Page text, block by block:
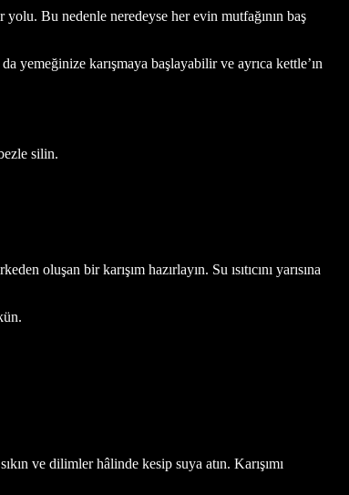
Bu nedenle neredeyse her evin mutfağının baş
yemeğinize karışmaya başlayabilir ve ayrıca kettle’ın
silin.
oluşan bir karışım hazırlayın. Su ısıtıcını yarısına
ve dilimler hâlinde kesip suya atın. Karışımı